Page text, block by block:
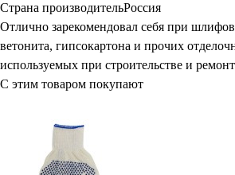
Страна производительРоссия
Отлично зарекомендовал себя при
ветонита, гипсокартона и прочих
используемых при строительстве и
С этим товаром покупают